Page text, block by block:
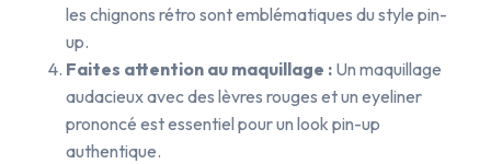
les chignons rétro sont emblématiques du style pin-
up.
Faites attention au maquillage : Un maquillage
audacieux avec des lèvres rouges et un eyeliner
prononcé est essentiel pour un look pin-up
authentique.